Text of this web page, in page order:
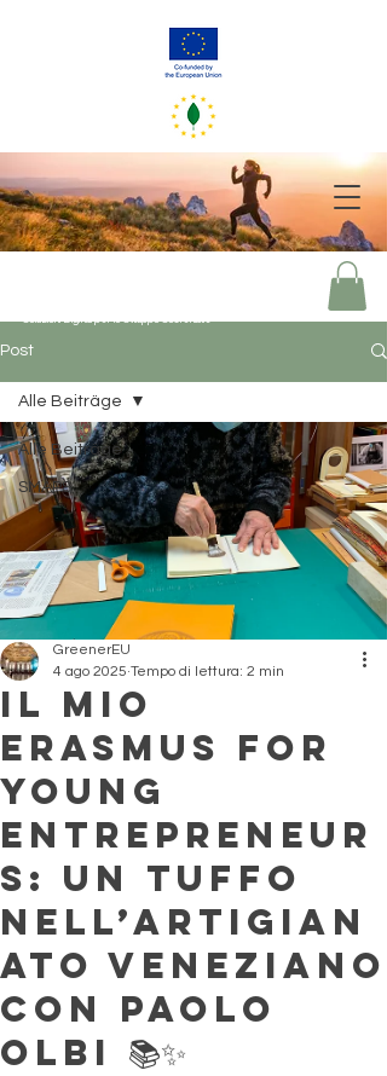
Post
Alle Beiträge
SMAPS
Alle Beiträge
Il mio
Erasmus for
Young
Entrepreneur
s: un tuffo
nell’artigian
ato veneziano
con Paolo
Olbi 📚✨
GreenerEU
4 ago 2025 Tempo di lettura: 2 min